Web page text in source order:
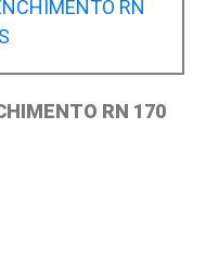
RN 170